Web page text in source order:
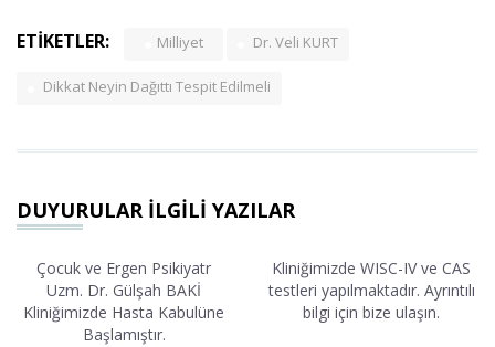
ETİKETLER: Milliyet Dr. Veli KURT
Dikkat Neyin Dağıttı Tespit Edilmeli
DUYURULAR İLGİLİ YAZILAR
Çocuk ve Ergen Psikiyatr
Uzm. Dr. Gülşah BAKİ
Kliniğimizde Hasta Kabulüne
Başlamıştır.
Kliniğimizde WISC-IV ve CAS
testleri yapılmaktadır. Ayrıntılı
bilgi için bize ulaşın.